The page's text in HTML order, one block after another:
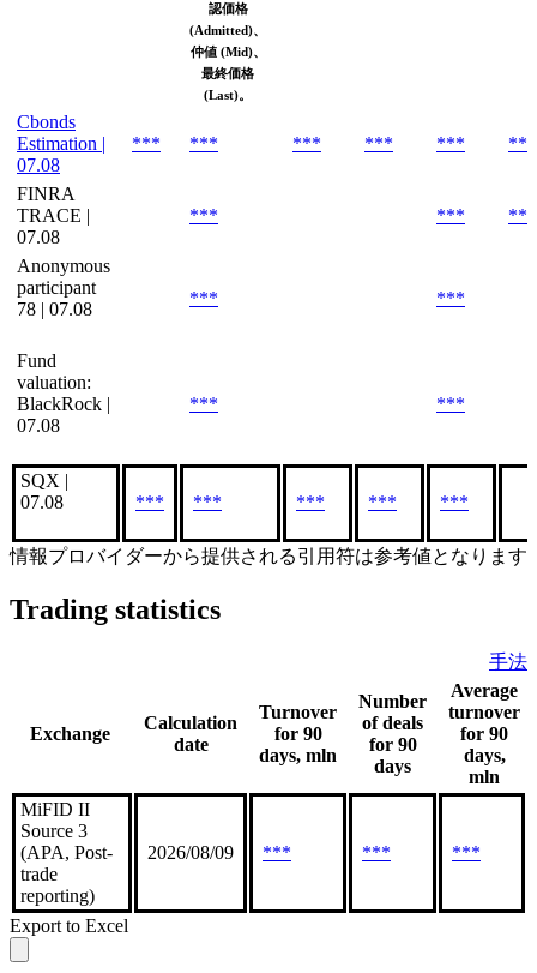
認価格
(Admitted)、
仲値 (Mid)、
最終価格
(Last)。
Cbonds
Estimation |
07.08
*** *** *** *** *** ***
FINRA
TRACE |
07.08
*** *** ***
Anonymous
participant
78 | 07.08
*** ***
Fund
valuation:
BlackRock |
07.08
*** ***
SQX |
07.08
*** *** *** *** ***
情報プロバイダーから提供される引用符は参考値となります
Trading statistics
手法
Exchange
Calculation
date
Turnover
for 90
days, mln
Number
of deals
for 90
days
Average
turnover
for 90
days,
mln
MiFID II
Source 3
(APA, Post-
trade
reporting)
2026/08/09 *** *** ***
Export to Excel